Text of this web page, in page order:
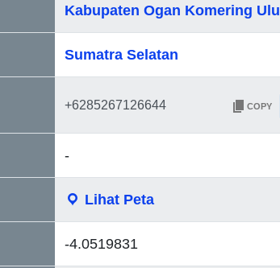
Kabupaten Ogan Komering Ulu
Sumatra Selatan
COPY
-
Lihat Peta
-4.0519831